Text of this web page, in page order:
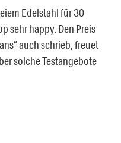
Edelstahl für 30
sehr happy. Den Preis
auch schrieb, freuet
solche Testangebote